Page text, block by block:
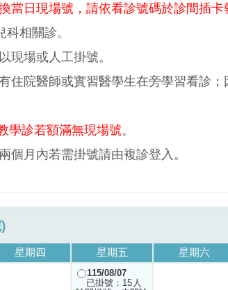
當日現場號，請依看診號碼於診間插卡
相關診。
現場或人工掛號。
住院醫師或實習醫學生在旁學習看診
學診若額滿無現場號。
個月內若需掛號請由複診登入。